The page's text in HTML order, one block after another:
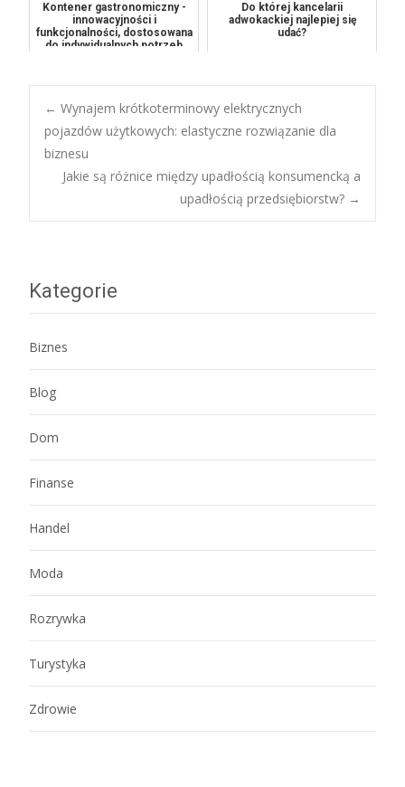
Kontener gastronomiczny -
innowacyjności i
funkcjonalności, dostosowana
do indywidualnych potrzeb
Do której kancelarii
adwokackiej najlepiej się
udać?
Post
navigation
← Wynajem krótkoterminowy elektrycznych
pojazdów użytkowych: elastyczne rozwiązanie dla
biznesu
Jakie są różnice między upadłością konsumencką a
upadłością przedsiębiorstw? →
Kategorie
Biznes
Blog
Dom
Finanse
Handel
Moda
Rozrywka
Turystyka
Zdrowie